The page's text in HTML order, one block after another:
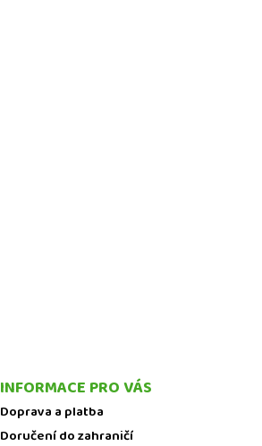
INFORMACE PRO VÁS
Doprava a platba
Doručení do zahraničí